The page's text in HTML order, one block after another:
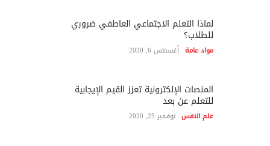
لماذا التعلم الاجتماعي العاطفي ضروري
للطلاب؟
مواد عامة أغسطس 6, 2020
المنصات الإلكترونية تعزز القيم الإيجابية
للتعلم عن بعد
علم النفس نوفمبر 25, 2020